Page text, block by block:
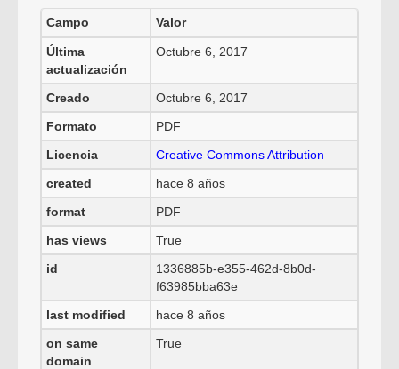
Campo Valor
Última
actualización
Octubre 6, 2017
Creado
Octubre 6, 2017
Formato
PDF
Licencia
Creative Commons Attribution
created
hace 8 años
format
PDF
has views
True
id
1336885b-e355-462d-8b0d-
f63985bba63e
last modified
hace 8 años
on same
domain
True